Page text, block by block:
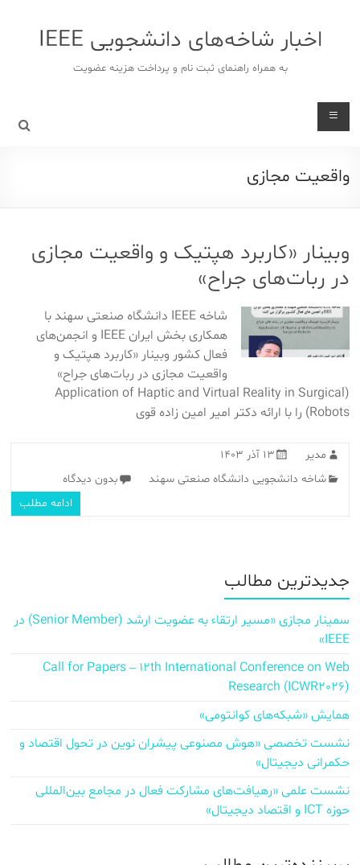
اخبار شاخه‌های دانشجویی IEEE
به همراه راهنمای ثبت نام و پرداخت هزینه عضویت
واقعیت مجازی
وبینار «کاربرد هپتیک و واقعیت مجازی
در ربات‌های جراح»
شاخه IEEE دانشگاه صنعتی سهند با
همکاری بخش ایران IEEE و انجمن‌های
فعال کشور وبینار «کاربرد هپتیک و
واقعیت مجازی در ربات‌های جراح»
(Application of Haptic and Virtual Reality in Surgical
Robots) را با ارائه دکتر امیر امین زاده قوی
مدیر
۱۳ آذر ۱۴۰۳
شاخه دانشجویی دانشگاه صنعتی سهند
بدون دیدگاه
ادامه مطلب
جدیدترین مطالب
سمینار مجازی «مسیر ارتقاء به عضویت ارشد (Senior Member) در
IEEE»
Call for Papers – 12th International Conference on Web
Research (ICWR2026)
همایش «شبکه‌های کوانتومی»
نشست تخصصی «هوش مصنوعی پیشران نوین در تحول اقتصاد و
حکمرانی دیجیتال»
نشست علمی «رهیافت‌های مشارکت فعال در مجامع بین‌المللی
حوزه ICT و اقتصاد دیجیتال»